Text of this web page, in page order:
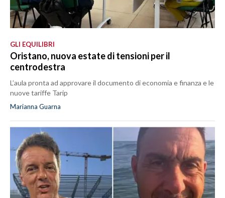
GLI EQUILIBRI
Oristano, nuova estate di tensioni per il
centrodestra
L’aula pronta ad approvare il documento di economia e finanza e le
nuove tariffe Tarip
Marianna Guarna